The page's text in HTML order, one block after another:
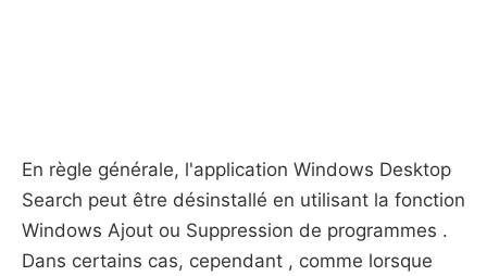
En règle générale, l'application Windows Desktop
Search peut être désinstallé en utilisant la fonction
Windows Ajout ou Suppression de programmes .
Dans certains cas, cependant , comme lorsque